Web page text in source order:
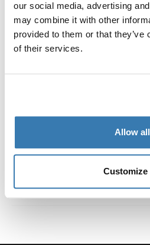
our social media, advertising
may combine it with other
provided to them or that
of their services.
Allow all
Customize
Toggle overview
Arvostelut
Tavaramerkin rekisteröinti:
Valmistajan osoite: Borggatan
Sähköposti: support@thule.com
Sivusto: www.thule.com